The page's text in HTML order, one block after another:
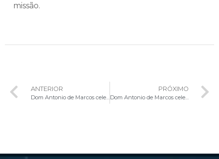
missão.
ANTERIOR
Dom Antonio de Marcos celebra o Sacramento da Crisma na Paróquia São José
PRÓXIMO
Dom Antonio de Marcos celebra o Sacramento da Crisma na Paróquia Nossa Senhora Aparecida